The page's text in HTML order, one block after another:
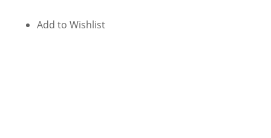
Add to Wishlist